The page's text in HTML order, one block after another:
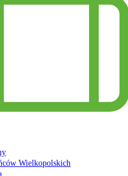
Wielkopolskich